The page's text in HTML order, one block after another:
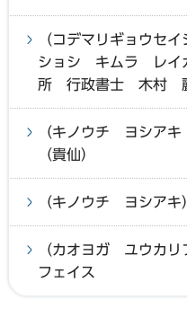
（コデマリギョウセ
ショシ キムラ レイ
所 行政書士 木村
（キノウチ ヨシア
（貴仙）
（キノウチ ヨシア
（カオヨガ ユウカ
フェイス